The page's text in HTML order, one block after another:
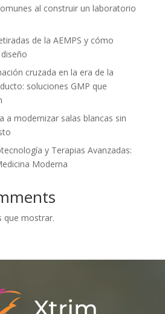
al construir un laboratorio
de la AEMPS y cómo
cruzada en la era de la
soluciones GMP que
a modernizar salas blancas sin
y Terapias Avanzadas:
Moderna
que mostrar.